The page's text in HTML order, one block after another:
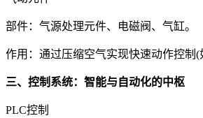
部件：气源处理元件、电磁阀、气缸。
作用：通过压缩空气实现快速动作控制(
三、控制系统：智能与自动化的中枢
PLC控制